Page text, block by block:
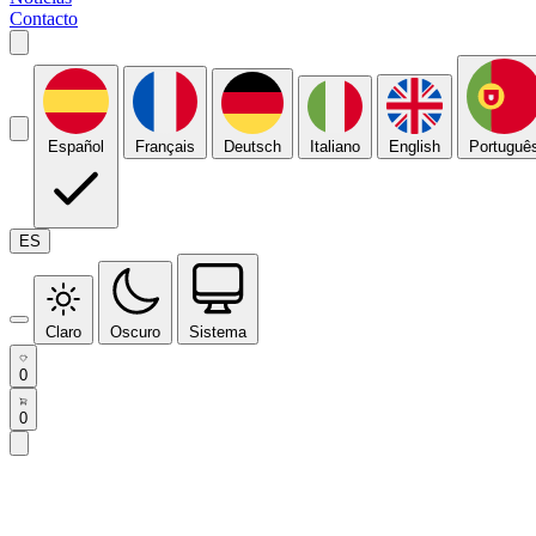
Contacto
Español Français Deutsch Italiano English
ES
Claro Oscuro Sistema
0
0